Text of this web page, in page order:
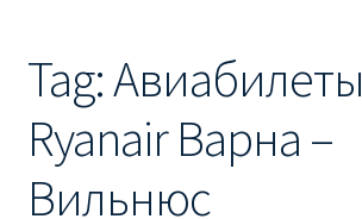
RYANAIR ИЗ РИГИ
Ryanair из Стокгольма
RYANAIR ИЗ ТАЛЛИНА
Tag:Авиабилеты
Ryanair Варна –
Вильнюс